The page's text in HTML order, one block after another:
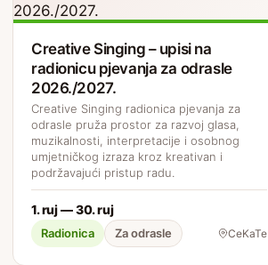
Creative Singing – upisi na
radionicu pjevanja za odrasle
2026./2027.
Creative Singing radionica pjevanja za
odrasle pruža prostor za razvoj glasa,
muzikalnosti, interpretacije i osobnog
umjetničkog izraza kroz kreativan i
podržavajući pristup radu.
1. ruj — 30. ruj
Radionica Za odrasle CeKaTe